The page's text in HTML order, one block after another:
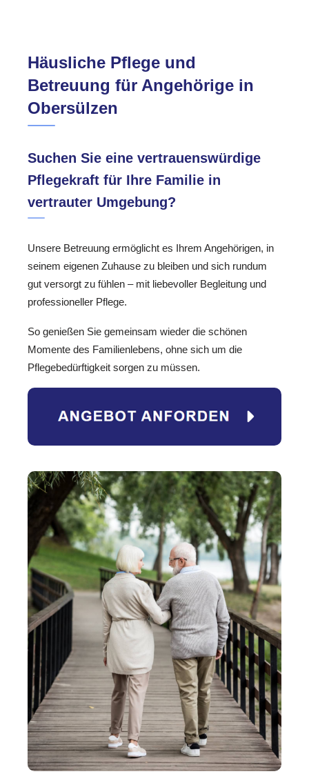
Häusliche Pflege und
Betreuung für Angehörige in
Obersülzen
Suchen Sie eine vertrauenswürdige
Pflegekraft für Ihre Familie in
vertrauter Umgebung?
Unsere Betreuung ermöglicht es Ihrem Angehörigen, in
seinem eigenen Zuhause zu bleiben und sich rundum
gut versorgt zu fühlen – mit liebevoller Begleitung und
professioneller Pflege.
So genießen Sie gemeinsam wieder die schönen
Momente des Familienlebens, ohne sich um die
Pflegebedürftigkeit sorgen zu müssen.